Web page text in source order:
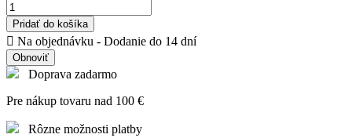
Pridať do košíka
 Na objednávku - Dodanie do 14 dní
Doprava zadarmo
Pre nákup tovaru nad 100 €
Rôzne možnosti platby